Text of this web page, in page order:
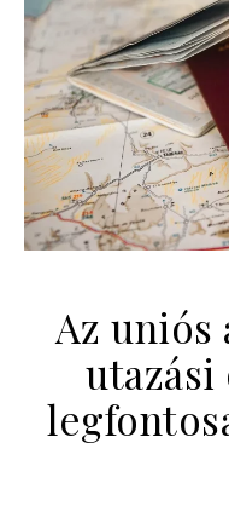
Az uniós
utazási